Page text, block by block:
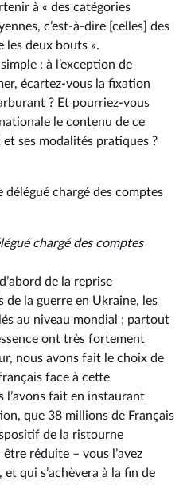
à « des catégories
c’est-à-dire [celles] des
les deux bouts ».
: à l’exception de
écartez-vous la fixation
? Et pourriez-vous
le contenu de ce
ses modalités pratiques ?
délégué chargé des comptes
chargé des comptes
de la reprise
la guerre en Ukraine, les
au niveau mondial ; partout
ont très fortement
nous avons fait le choix de
face à cette
l’avons fait en instaurant
que 38 millions de Français
de la ristourne
réduite –⁠ vous l’avez
qui s’achèvera à la fin de